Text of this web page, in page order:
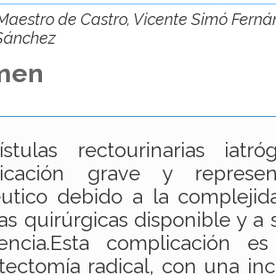
de Castro, Vicente Simó
rectourinarias
grave y
debido a la
quirúrgicas disponible y a
complicación
radical, con una